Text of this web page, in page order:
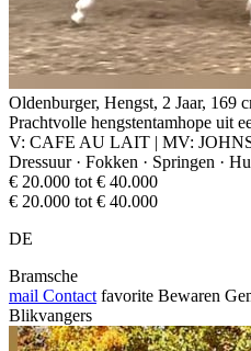
Oldenburger, Hengst, 2 Jaar, 169
Prachtvolle hengstentamhope uit
V: CAFE AU LAIT | MV:
Dressuur · Fokken · Springen ·
€ 20.000 tot € 40.000
€ 20.000 tot € 40.000
DE
Bramsche
mail Contact favorite Bewaren
Blikvangers